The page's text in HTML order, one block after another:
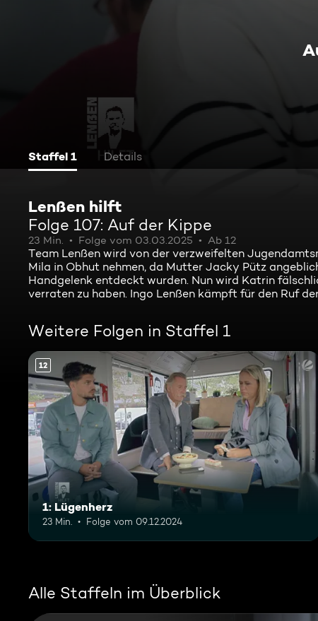
Staffel 1 Details
Lenßen hilft
Folge 107: Auf der Kippe
23 Min. Folge vom 03.03.2025 Ab 12
Team Lenßen wird von der verzweifelten
Mila in Obhut nehmen, da Mutter Jacky Pütz
Handgelenk entdeckt wurden. Nun wird Katrin
verraten zu haben. Ingo Lenßen kämpft für den Ruf
Weitere Folgen in Staffel 1
12
1: Lügenherz
23 Min. Folge vom 09.12.2024
Alle Staffeln im Überblick